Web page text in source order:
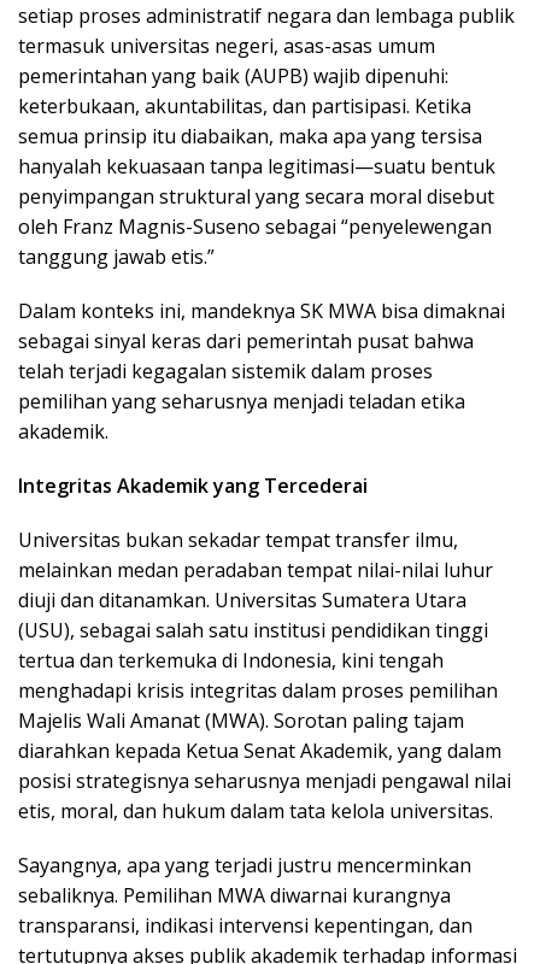
setiap proses administratif negara dan lembaga publik
termasuk universitas negeri, asas-asas umum
pemerintahan yang baik (AUPB) wajib dipenuhi:
keterbukaan, akuntabilitas, dan partisipasi. Ketika
semua prinsip itu diabaikan, maka apa yang tersisa
hanyalah kekuasaan tanpa legitimasi—suatu bentuk
penyimpangan struktural yang secara moral disebut
oleh Franz Magnis-Suseno sebagai “penyelewengan
tanggung jawab etis.”
Dalam konteks ini, mandeknya SK MWA bisa dimaknai
sebagai sinyal keras dari pemerintah pusat bahwa
telah terjadi kegagalan sistemik dalam proses
pemilihan yang seharusnya menjadi teladan etika
akademik.
Integritas Akademik yang Tercederai
Universitas bukan sekadar tempat transfer ilmu,
melainkan medan peradaban tempat nilai-nilai luhur
diuji dan ditanamkan. Universitas Sumatera Utara
(USU), sebagai salah satu institusi pendidikan tinggi
tertua dan terkemuka di Indonesia, kini tengah
menghadapi krisis integritas dalam proses pemilihan
Majelis Wali Amanat (MWA). Sorotan paling tajam
diarahkan kepada Ketua Senat Akademik, yang dalam
posisi strategisnya seharusnya menjadi pengawal nilai
etis, moral, dan hukum dalam tata kelola universitas.
Sayangnya, apa yang terjadi justru mencerminkan
sebaliknya. Pemilihan MWA diwarnai kurangnya
transparansi, indikasi intervensi kepentingan, dan
tertutupnya akses publik akademik terhadap informasi